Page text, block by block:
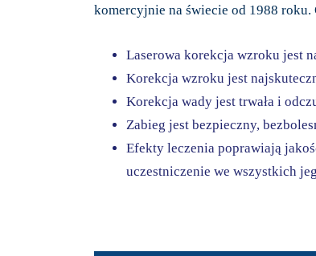
komercyjnie na świecie od 1988
Laserowa korekcja wzroku jest
Korekcja wzroku jest
Korekcja wady jest trwała i
Zabieg jest bezpieczny,
Efekty leczenia poprawiają
uczestniczenie we wszystkich